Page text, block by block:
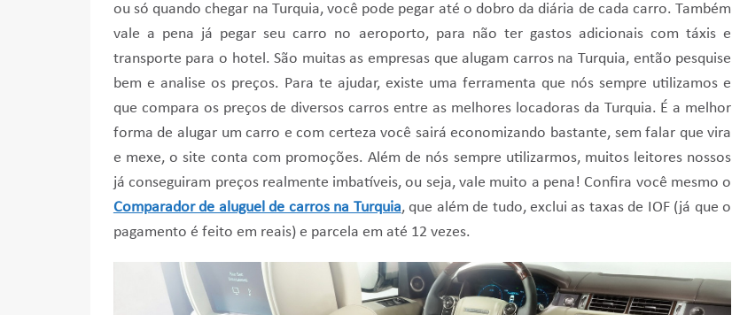
ou só quando chegar na Turquia, você pode pegar até o dobro da diária de cada carro. Também
vale a pena já pegar seu carro no aeroporto, para não ter gastos adicionais com táxis e
transporte para o hotel. São muitas as empresas que alugam carros na Turquia, então pesquise
bem e analise os preços. Para te ajudar, existe uma ferramenta que nós sempre utilizamos e
que compara os preços de diversos carros entre as melhores locadoras da Turquia. É a melhor
forma de alugar um carro e com certeza você sairá economizando bastante, sem falar que vira
e mexe, o site conta com promoções. Além de nós sempre utilizarmos, muitos leitores nossos
já conseguiram preços realmente imbatíveis, ou seja, vale muito a pena! Confira você mesmo o
Comparador de aluguel de carros na Turquia, que além de tudo, exclui as taxas de IOF (já que o
pagamento é feito em reais) e parcela em até 12 vezes.